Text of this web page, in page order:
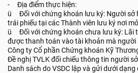
- Địa điểm thực hiện:
ü Đối với chứng khoán lưu ký: Người sở
trái phiếu tại các Thành viên lưu ký nơi
ü Đối với chứng khoán chưa lưu ký: Lãi
được thanh toán vào tài khoản mà người
Công ty Cổ phần Chứng khoán Kỹ
Đề nghị TVLK đối chiếu thông tin người
Danh sách do VSDC lập và gửi dưới